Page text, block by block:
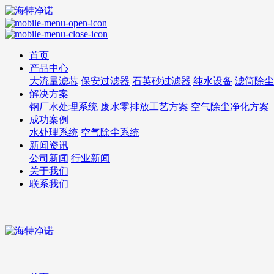
首页
产品中心
大流量滤芯 保安过滤器 石英砂过滤器 纯水设备 滤筒除
解决方案
钢厂水处理系统 废水零排放工艺方案 空气除尘净化方案
成功案例
水处理系统 空气除尘系统
新闻资讯
公司新闻 行业新闻
关于我们
联系我们